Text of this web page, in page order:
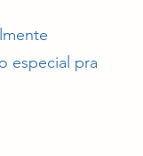
especial pra